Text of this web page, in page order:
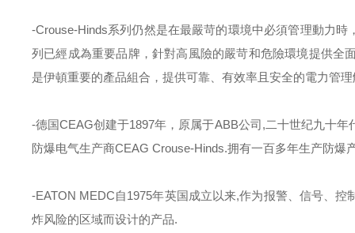
-Crouse-Hinds系列仍然是在最嚴苛的環境中必須管理動力
列已經成為重要品牌，針對高風險的嚴苛和危險環境提供全
是伊頓重要的產品組合，提供可靠、有效率且安全的電力管
-德国CEAG创建于1897年，原属于ABB公司,二十世纪九十年
防爆电气生产商CEAG Crouse-Hinds.拥有一百多年生产防爆
-EATON MEDC自1975年英国成立以来,作为报警、信号、控
炸风险的区域而设计的产品.